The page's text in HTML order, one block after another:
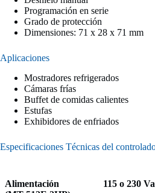
Programación en serie
Grado de protección
Dimensiones: 71 x 28 x 71 mm
Aplicaciones
Mostradores refrigerados
Cámaras frías
Buffet de comidas calientes
Estufas
Exhibidores de enfriados
Especificaciones Técnicas del
Alimentación
115 o 230